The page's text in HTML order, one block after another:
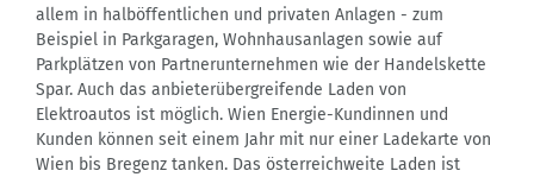
allem in halböffentlichen und privaten Anlagen - zum
Beispiel in Parkgaragen, Wohnhausanlagen sowie auf
Parkplätzen von Partnerunternehmen wie der Handelskette
Spar. Auch das anbieterübergreifende Laden von
Elektroautos ist möglich. Wien Energie-Kundinnen und
Kunden können seit einem Jahr mit nur einer Ladekarte von
Wien bis Bregenz tanken. Das österreichweite Laden ist